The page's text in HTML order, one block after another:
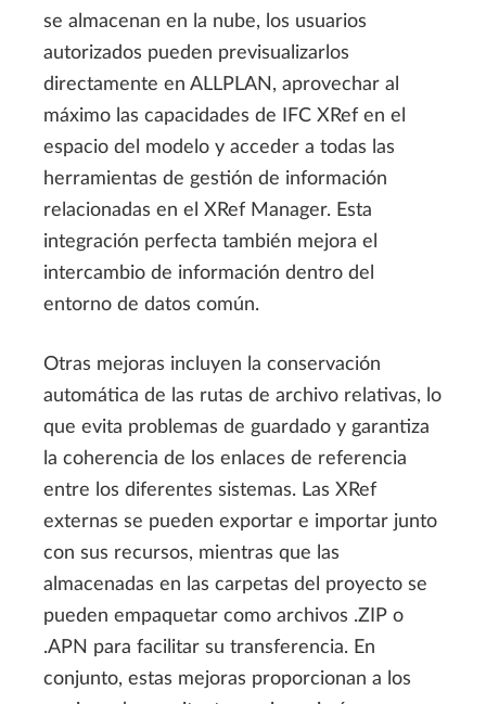
se almacenan en la nube, los usuarios
autorizados pueden previsualizarlos
directamente en ALLPLAN, aprovechar al
máximo las capacidades de IFC XRef en el
espacio del modelo y acceder a todas las
herramientas de gestión de información
relacionadas en el XRef Manager. Esta
integración perfecta también mejora el
intercambio de información dentro del
entorno de datos común.
Otras mejoras incluyen la conservación
automática de las rutas de archivo relativas, lo
que evita problemas de guardado y garantiza
la coherencia de los enlaces de referencia
entre los diferentes sistemas. Las XRef
externas se pueden exportar e importar junto
con sus recursos, mientras que las
almacenadas en las carpetas del proyecto se
pueden empaquetar como archivos .ZIP o
.APN para facilitar su transferencia. En
conjunto, estas mejoras proporcionan a los